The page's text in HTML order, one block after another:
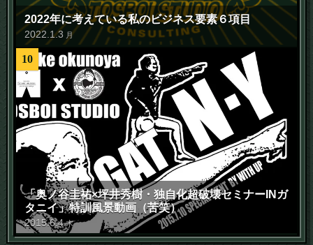
2022年に考えている私のビジネス要素６項目
2022 1.3 月
10
「奥ノ谷圭祐×坪井秀樹・独自化超破壊セミナーINガ
タニイ」特訓風景動画（苦笑）
2015.6.4 木